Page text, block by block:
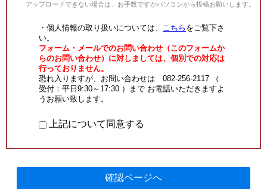
アップロードできない場合は、お手数ですがパソコンから投稿お願いします。
・個人情報の取り扱いについては、 こちら をご覧下さ
い。
フォーム・メールでのお問い合わせ（このフォームか
らのお問い合わせ）に対しましては、個別での対応は
行っておりません。
恐れ入りますが、お問い合わせは 082-256-2117 （
受付：平日9:30～17:30 ）まで お電話いただきますよ
うお願い致します。
上記について同意する
確認ページへ